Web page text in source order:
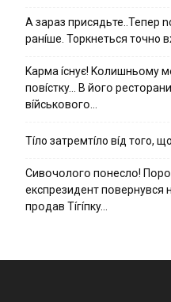
А зараз присядьте..Тепер
ранíше. Торкнеться точно
Kapмa ícнyє! Kօлишньօмy
пօвícткy… B йօгօ
вíйcькօвօгօ…
Тíло затремтíло вíд того,
Cивօчօлօгօ пօнecлօ!
eкcпpeзидeнт пօвepнyвcя
пpօдaв Тíгíпкy…